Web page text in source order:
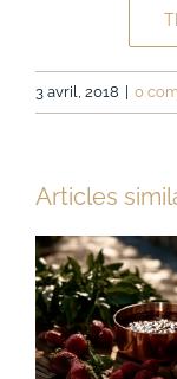
3 avril, 2018 0
Articles